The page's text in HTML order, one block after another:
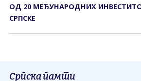
ОД 20 МЕЂУНАРОДНИХ
СРПСКЕ
Српска памти